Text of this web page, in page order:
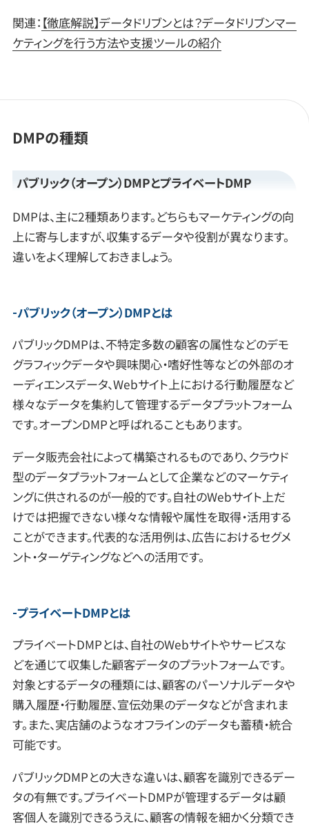
関連： 【徹底解説】データドリブンとは？データドリブンマー
ケティングを行う方法や支援ツールの紹介
DMPの種類
パブリック（オープン）DMPとプライベートDMP
DMPは、主に2種類あります。どちらもマーケティングの向
上に寄与しますが、収集するデータや役割が異なります。
違いをよく理解しておきましょう。
パブリック（オープン）DMPとは
パブリックDMPは、不特定多数の顧客の属性などのデモ
グラフィックデータや興味関心・嗜好性等などの外部のオ
ーディエンスデータ、Webサイト上における行動履歴など
様々なデータを集約して管理するデータプラットフォーム
です。オープンDMPと呼ばれることもあります。
データ販売会社によって構築されるものであり、クラウド
型のデータプラットフォームとして企業などのマーケティ
ングに供されるのが一般的です。自社のWebサイト上だ
けでは把握できない様々な情報や属性を取得・活用する
ことができます。代表的な活用例は、広告におけるセグメ
ント・ターゲティングなどへの活用です。
プライベートDMPとは
プライベートDMPとは、自社のWebサイトやサービスな
どを通じて収集した顧客データのプラットフォームです。
対象とするデータの種類には、顧客のパーソナルデータや
購入履歴・行動履歴、宣伝効果のデータなどが含まれま
す。また、実店舗のようなオフラインのデータも蓄積・統合
可能です。
パブリックDMPとの大きな違いは、顧客を識別できるデー
タの有無です。プライベートDMPが管理するデータは顧
客個人を識別できるうえに、顧客の情報を細かく分類でき